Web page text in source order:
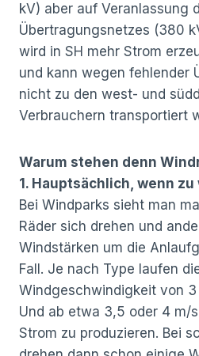
kV) aber auf Veranlassung
Übertragungsnetzes (380
wird in SH mehr Strom
und kann wegen fehlender
nicht zu den west- und
Verbrauchern transportiert
Warum stehen denn
1. Hauptsächlich, wenn
Bei Windparks sieht man
Räder sich drehen und
Windstärken um die
Fall. Je nach Type laufen
Windgeschwindigkeit von 3
Und ab etwa 3,5 oder 4 m/
Strom zu produzieren. Bei